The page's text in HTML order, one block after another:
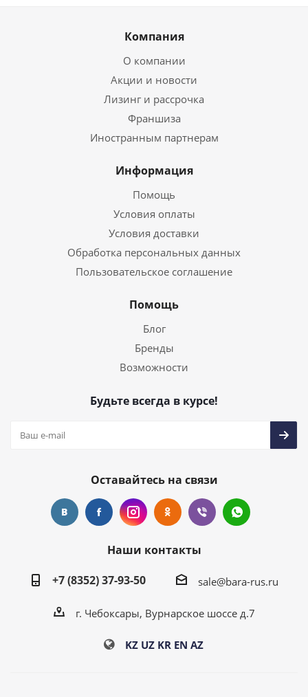
Компания
О компании
Акции и новости
Лизинг и рассрочка
Франшиза
Иностранным партнерам
Информация
Помощь
Условия оплаты
Условия доставки
Обработка персональных данных
Пользовательское соглашение
Помощь
Блог
Бренды
Возможности
Будьте всегда в курсе!
Оставайтесь на связи
Наши контакты
+7 (8352) 37-93-50
sale@bara-rus.ru
г. Чебоксары, Вурнарское шоссе д.7
KZ UZ KR EN AZ